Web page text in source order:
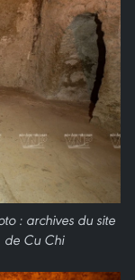
: archives du site
Cu Chi